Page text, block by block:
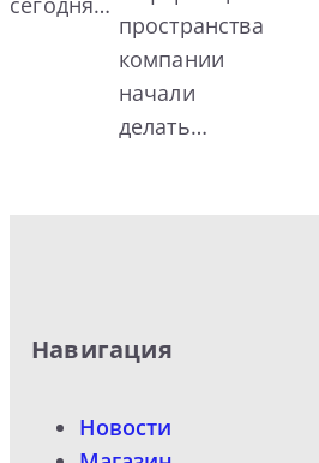
пространства
компании
начали
делать…
Навигация
Новости